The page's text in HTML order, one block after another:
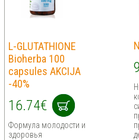
L-GLUTATHIONE
Bioherba 100
capsules AKCIJA
-40%
16.74€
Формула молодости и
здоровья